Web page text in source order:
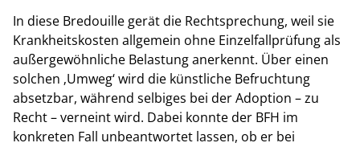
In diese Bredouille gerät die Rechtsprechung, weil sie
Krankheitskosten allgemein ohne Einzelfallprüfung als
außergewöhnliche Belastung anerkennt. Über einen
solchen ‚Umweg‘ wird die künstliche Befruchtung
absetzbar, während selbiges bei der Adoption – zu
Recht – verneint wird. Dabei konnte der BFH im
konkreten Fall unbeantwortet lassen, ob er bei